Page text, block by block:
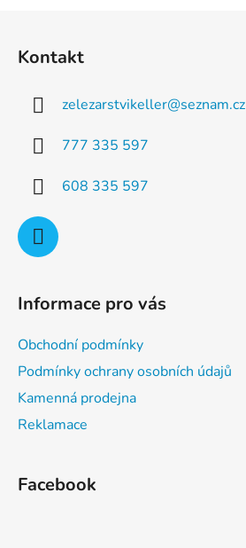
v
Kontakt
zelezarstvikeller@seznam.cz
777 335 597
608 335 597
Informace pro vás
Obchodní podmínky
Podmínky ochrany osobních údajů
Kamenná prodejna
Reklamace
Facebook